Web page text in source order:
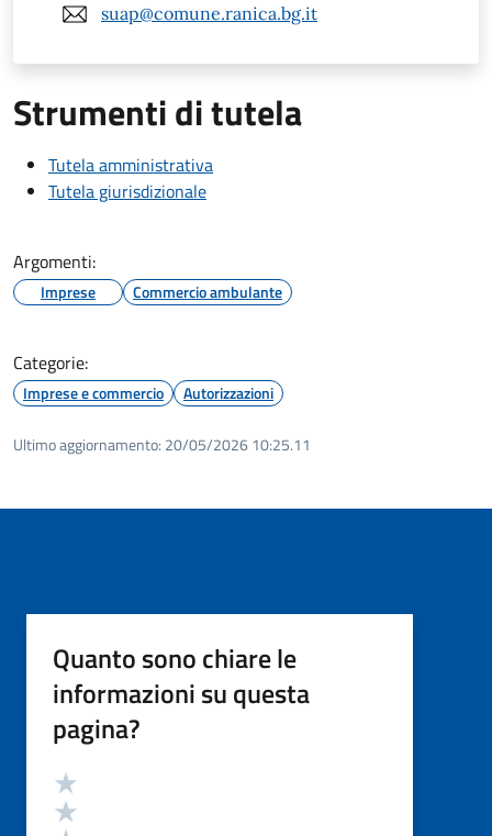
suap@comune.ranica.bg.it
Strumenti di tutela
Tutela amministrativa
Tutela giurisdizionale
Argomenti:
Imprese Commercio ambulante
Categorie:
Imprese e commercio Autorizzazioni
Ultimo aggiornamento: 20/05/2026 10:25.11
Quanto sono chiare le
informazioni su questa
pagina?
Valutazione